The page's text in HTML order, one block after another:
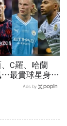
C羅、哈蘭
…最貴球星身價
排行出爐，法
Ads by